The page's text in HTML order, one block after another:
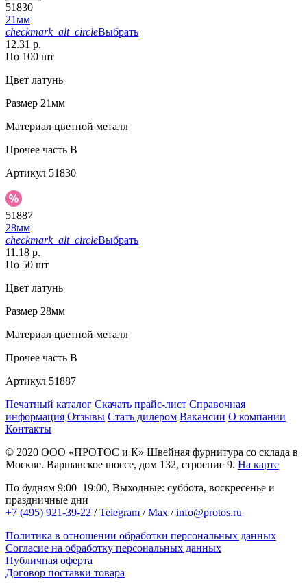
51830
21мм
checkmark_alt_circleВыбрать
12.31 р.
По 100 шт
Цвет латунь
Размер 21мм
Материал цветной металл
Прочее часть В
Артикул 51830
51887
28мм
checkmark_alt_circleВыбрать
11.18 р.
По 50 шт
Цвет латунь
Размер 28мм
Материал цветной металл
Прочее часть B
Артикул 51887
Печатный каталог Скачать прайс-лист Справочная
информация Отзывы Стать дилером Вакансии О компании
Контакты
© 2020 ООО «ПРОТОС и К» Швейная фурнитура со склада в
Москве. Варшавское шоссе, дом 132, строение 9. На карте
По будням 9:00–19:00, Выходные: суббота, воскресенье и
праздничные дни
+7 (495) 921-39-22 /Telegram /Max /info@protos.ru
Политика в отношении обработки персональных данных
Согласие на обработку персональных данных
Публичная оферта
Договор поставки товара